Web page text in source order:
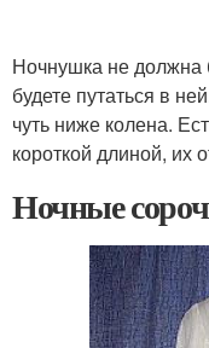
Ночнушка не должна
будете путаться в
чуть ниже колена.
короткой длиной, их
Ночные